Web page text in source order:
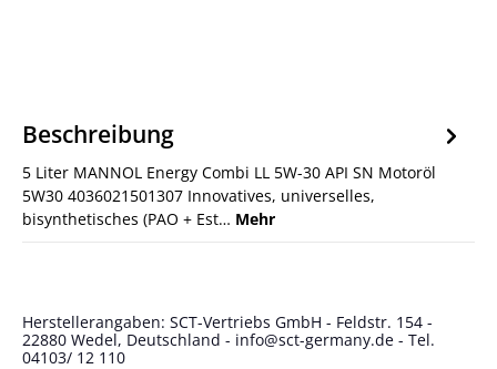
Beschreibung
5 Liter MANNOL Energy Combi LL 5W-30 API SN Motoröl
5W30 4036021501307 Innovatives, universelles,
bisynthetisches (PAO + Est… Mehr
Herstellerangaben: SCT-Vertriebs GmbH - Feldstr. 154 -
22880 Wedel, Deutschland - info@sct-germany.de - Tel.
04103/ 12 110